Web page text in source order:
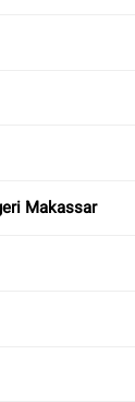
Makassar